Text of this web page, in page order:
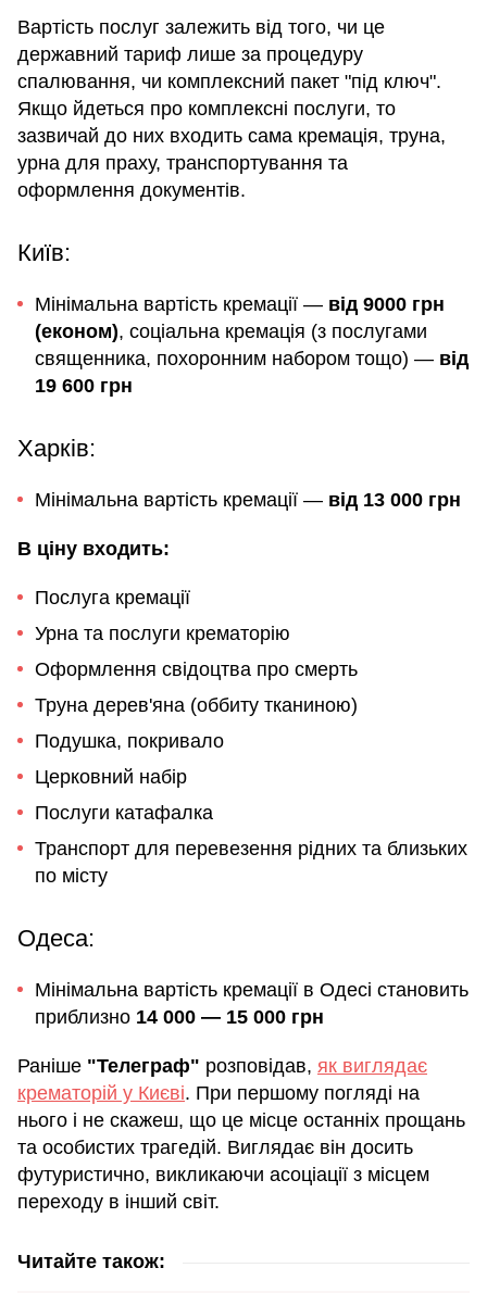
Вартість послуг залежить від того, чи це
державний тариф лише за процедуру
спалювання, чи комплексний пакет "під ключ".
Якщо йдеться про комплексні послуги, то
зазвичай до них входить сама кремація, труна,
урна для праху, транспортування та
оформлення документів.
Київ:
Мінімальна вартість кремації — від 9000 грн
(економ), соціальна кремація (з послугами
священника, похоронним набором тощо) — від
19 600 грн
Харків:
Мінімальна вартість кремації — від 13 000 грн
В ціну входить:
Послуга кремації
Урна та послуги крематорію
Оформлення свідоцтва про смерть
Труна дерев'яна (оббиту тканиною)
Подушка, покривало
Церковний набір
Послуги катафалка
Транспорт для перевезення рідних та близьких
по місту
Одеса:
Мінімальна вартість кремації в Одесі становить
приблизно 14 000 — 15 000 грн
Раніше "Телеграф" розповідав, як виглядає
крематорій у Києві. При першому погляді на
нього і не скажеш, що це місце останніх прощань
та особистих трагедій. Виглядає він досить
футуристично, викликаючи асоціації з місцем
переходу в інший світ.
Читайте також: